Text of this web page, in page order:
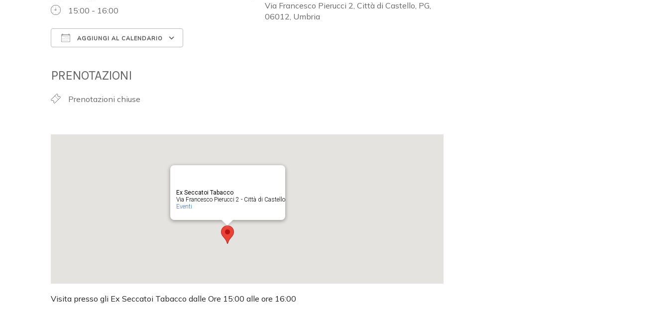
15:00 - 16:00
AGGIUNGI AL CALENDARIO
PRENOTAZIONI
Prenotazioni chiuse
Via Francesco Pierucci 2, Città di Castello, PG,
06012, Umbria
Ex Seccatoi Tabacco
Via Francesco Pierucci 2 - Città di Castello
Eventi
Visita presso gli Ex Seccatoi Tabacco dalle Ore 15:00 alle ore 16:00